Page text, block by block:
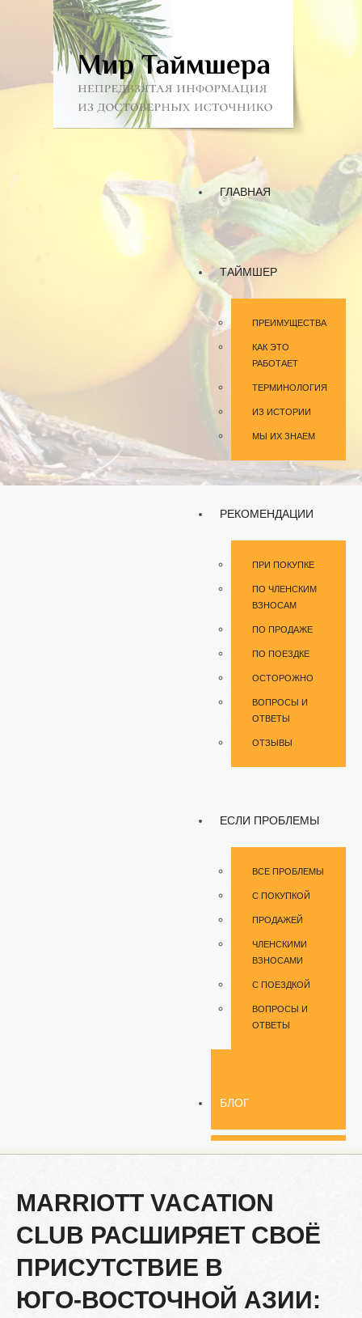
ГЛАВНАЯ
ТАЙМШЕР
ПРЕИМУЩЕСТВА
КАК ЭТО
РАБОТАЕТ
ТЕРМИНОЛОГИЯ
ИЗ ИСТОРИИ
МЫ ИХ ЗНАЕМ
РЕКОМЕНДАЦИИ
ПРИ ПОКУПКЕ
ПО ЧЛЕНСКИМ
ВЗНОСАМ
ПО ПРОДАЖЕ
ПО ПОЕЗДКЕ
ОСТОРОЖНО
ВОПРОСЫ И
ОТВЕТЫ
ОТЗЫВЫ
ЕСЛИ ПРОБЛЕМЫ
ВСЕ ПРОБЛЕМЫ
С ПОКУПКОЙ
ПРОДАЖЕЙ
ЧЛЕНСКИМИ
ВЗНОСАМИ
С ПОЕЗДКОЙ
ВОПРОСЫ И
ОТВЕТЫ
БЛОГ
MARRIOTT VACATION
CLUB РАСШИРЯЕТ СВОЁ
ПРИСУТСТВИЕ В
ЮГО-ВОСТОЧНОЙ АЗИИ: